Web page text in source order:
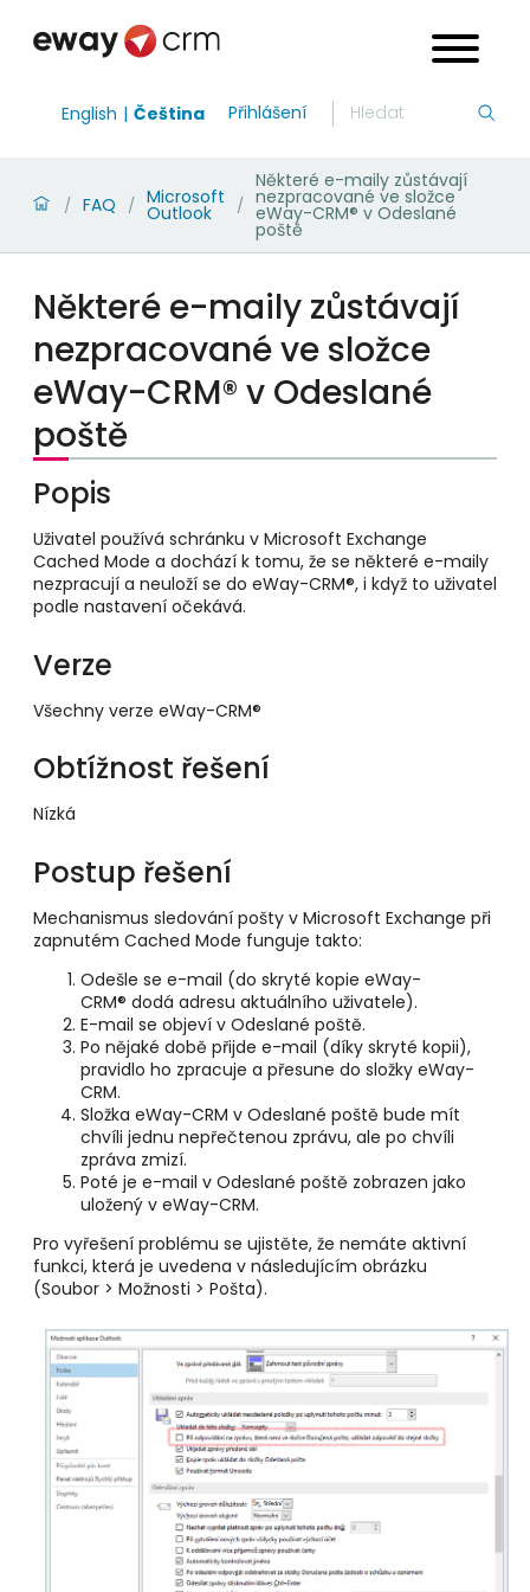
English Čeština Přihlášení
/ FAQ / Microsoft
Outlook /
Některé e-maily zůstávají
nezpracované ve složce
eWay-CRM® v Odeslané
poště
Některé e-maily zůstávají
nezpracované ve složce
eWay-CRM® v Odeslané
poště
Popis
Uživatel používá schránku v Microsoft Exchange
Cached Mode a dochází k tomu, že se některé e-maily
nezpracují a neuloží se do eWay-CRM®, i když to uživatel
podle nastavení očekává.
Verze
Všechny verze eWay-CRM®
Obtížnost řešení
Nízká
Postup řešení
Mechanismus sledování pošty v Microsoft Exchange při
zapnutém Cached Mode funguje takto:
Odešle se e-mail (do skryté kopie eWay-
CRM® dodá adresu aktuálního uživatele).
E-mail se objeví v Odeslané poště.
Po nějaké době přijde e-mail (díky skryté kopii),
pravidlo ho zpracuje a přesune do složky eWay-
CRM.
Složka eWay-CRM v Odeslané poště bude mít
chvíli jednu nepřečtenou zprávu, ale po chvíli
zpráva zmizí.
Poté je e-mail v Odeslané poště zobrazen jako
uložený v eWay-CRM.
Pro vyřešení problému se ujistěte, že nemáte aktivní
funkci, která je uvedena v následujícím obrázku
(Soubor > Možnosti > Pošta).